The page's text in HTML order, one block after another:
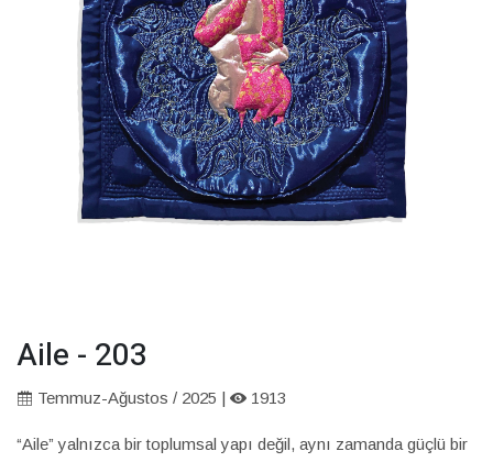
Aile - 203
Temmuz-Ağustos / 2025 | 1913
“Aile” yalnızca bir toplumsal yapı değil, aynı zamanda güçlü bir